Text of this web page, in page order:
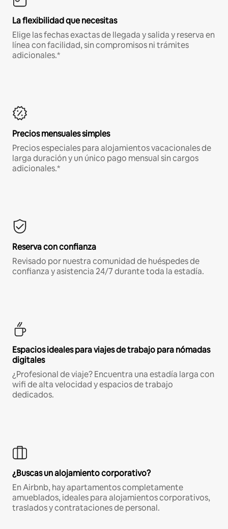
La flexibilidad que necesitas
Elige las fechas exactas de llegada y salida y reserva en
línea con facilidad, sin compromisos ni trámites
adicionales.*
Precios mensuales simples
Precios especiales para alojamientos vacacionales de
larga duración y un único pago mensual sin cargos
adicionales.*
Reserva con confianza
Revisado por nuestra comunidad de huéspedes de
confianza y asistencia 24/7 durante toda la estadía.
Espacios ideales para viajes de trabajo para nómadas
digitales
¿Profesional de viaje? Encuentra una estadía larga con
wifi de alta velocidad y espacios de trabajo
dedicados.
¿Buscas un alojamiento corporativo?
En Airbnb, hay apartamentos completamente
amueblados, ideales para alojamientos corporativos,
traslados y contrataciones de personal.